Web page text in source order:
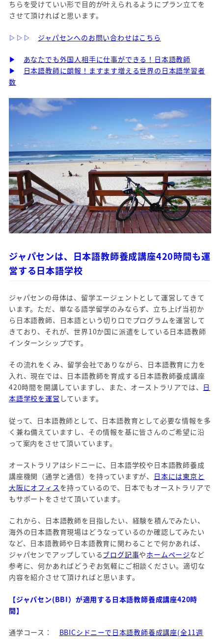
ちらを受けていい形で目的が叶えられるようにプラン立てを
させて頂ければと思います。
▷▷▷ ジャパセンへのお問い合わせはこちら
▶
あなたでも外国人相手に仕事ができる！日本語教師
▶
日本語教師に朗報！ますます増える世界の日本語学習者
数
ジャパセンは、日本語教師養成講座420時間も運
営する日本語学校
ジャパセンの母体は、留学エージェントとして運営してきて
います。ただ、単なる語学留学のみならず、立ち上げ当初か
ら日本語教師、日本語という切り口でプログラムを運営して
きており、それが、世界10か国に派遣をしている日本語教師
インターンシップです。
その流れをくみ、留学会社でありながら、日本語教育に力を
入れ、現在では、日本語教師を育成する日本語教師養成講座
420時間を開講していますし、また、オーストラリアでは、 日
本語学校を運営 しています。
従って、日本語教師として、日本語教育として必要な情報を多
く兼ね備えていますし、その情報を基に皆さんのご希望に沿
って案内をさせて頂いています。
オーストラリアはシドニーに、日本語学校や日本語教師養成
講座機関（通学と通信）を持っていますが、 日本には東京と
大阪にオフィスを持っているので、日本でもオーストラリアで
もサポートをさせて頂いています。
これから、日本語教師を目指したい、経験を積んでみたい、
海外の日本語教育現場はどうなっているのか確認してみたい
など、日本語教師や日本語教育に関わることで何かあれば、
ジャパセンでアップしているブログ記事やホームページなど
参考に、何かあればどうぞお気軽にご相談ください。適切な
内容を紹介させて頂ければと思います。
【ジャパセン(BBI）が適用する日本語教師養成講座420時
間】
通学コース： BBICシドニーで日本語教師養成講座(全11週